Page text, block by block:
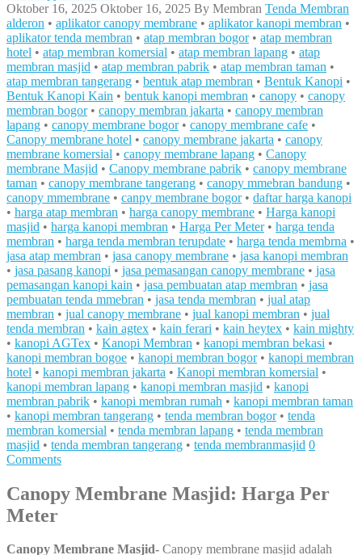
Oktober 16, 2025 Oktober 16, 2025 By Membran Tenda Membran
alderon • aplikator canopy membrane • aplikator kanopi membran •
aplikator tenda membran • atap membran bogor• atap membran
hotel • atap membran komersial • atap membran lapang • atap
membran masjid • atap membran pabrik • atap membran taman •
atap membran tangerang • bentuk atap membran • Bentuk Kanopi •
Bentuk Kanopi Kain • bentuk kanopi membran • canopy • canopy
membran bogor• canopy membran jakarta • canopy membran
lapang • canopy membrane bogor• canopy membrane cafe •
Canopy membrane hotel • canopy membrane jakarta • canopy
membrane komersial • canopy membrane lapang • Canopy
membrane Masjid • Canopy membrane pabrik • canopy membrane
taman • canopy membrane tangerang • canopy mmebran bandung •
canopy mmembrane • canpy membrane bogor• daftar harga kanopi
• harga atap membran • harga canopy membrane • Harga kanopi
masjid • harga kanopi membran • Harga Per Meter• harga tenda
membran • harga tenda membran terupdate • harga tenda membrna •
jasa atap membran • jasa canopy membrane • jasa kanopi membran
• jasa pasang kanopi • jasa pemasangan canopy membrane • jasa
pemasangan kanopi kain • jasa pembuatan atap membran • jasa
pembuatan tenda mmebran • jasa tenda membran • jual atap
membran • jual canopy membrane • jual kanopi membran • jual
tenda membran • kain agtex • kain ferari • kain heytex • kain mighty
• kanopi AGTex • Kanopi Membran • kanopi membran bekasi •
kanopi membran bogoe • kanopi membran bogor• kanopi membran
hotel • kanopi membran jakarta • Kanopi membran komersial •
kanopi membran lapang • kanopi membran masjid • kanopi
membran pabrik • kanopi membran rumah • kanopi membran taman
• kanopi membran tangerang • tenda membran bogor• tenda
membran komersial • tenda membran lapang • tenda membran
masjid • tenda membran tangerang • tenda membranmasjid 0
Comments
Canopy Membrane Masjid: Harga Per
Meter
Canopy Membrane Masjid- Canopy membrane masjid adalah